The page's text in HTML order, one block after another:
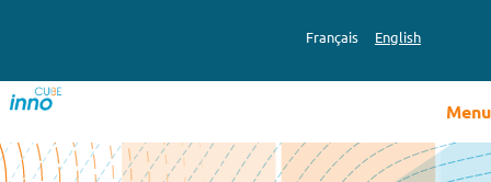
Français English
Menu